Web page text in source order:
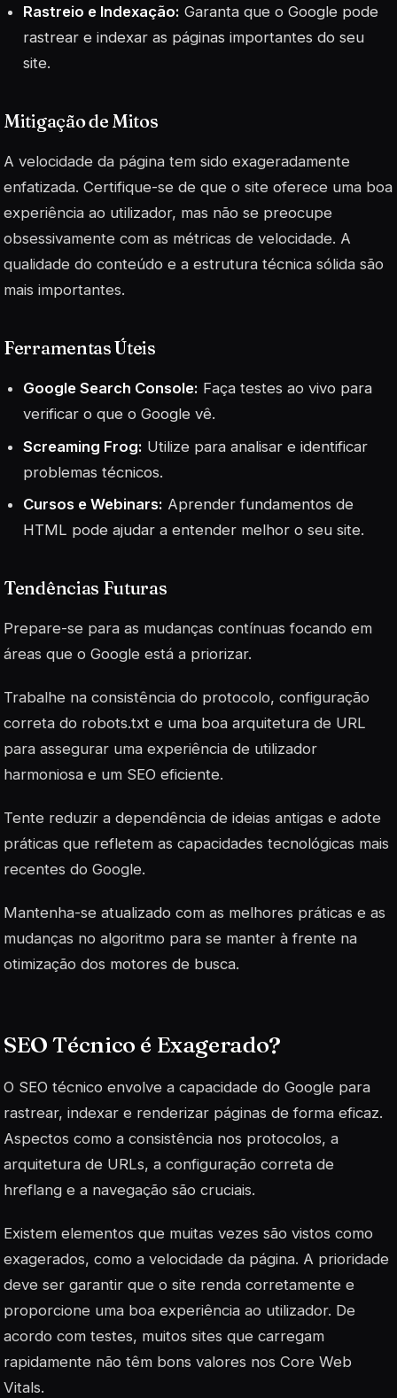
Rastreio e Indexação: Garanta que o Google pode
rastrear e indexar as páginas importantes do seu
site.
Mitigação de Mitos
A velocidade da página tem sido exageradamente
enfatizada. Certifique-se de que o site oferece uma boa
experiência ao utilizador, mas não se preocupe
obsessivamente com as métricas de velocidade. A
qualidade do conteúdo e a estrutura técnica sólida são
mais importantes.
Ferramentas Úteis
Google Search Console: Faça testes ao vivo para
verificar o que o Google vê.
Screaming Frog: Utilize para analisar e identificar
problemas técnicos.
Cursos e Webinars: Aprender fundamentos de
HTML pode ajudar a entender melhor o seu site.
Tendências Futuras
Prepare-se para as mudanças contínuas focando em
áreas que o Google está a priorizar.
Trabalhe na consistência do protocolo, configuração
correta do robots.txt e uma boa arquitetura de URL
para assegurar uma experiência de utilizador
harmoniosa e um SEO eficiente.
Tente reduzir a dependência de ideias antigas e adote
práticas que refletem as capacidades tecnológicas mais
recentes do Google.
Mantenha-se atualizado com as melhores práticas e as
mudanças no algoritmo para se manter à frente na
otimização dos motores de busca.
SEO Técnico é Exagerado?
O SEO técnico envolve a capacidade do Google para
rastrear, indexar e renderizar páginas de forma eficaz.
Aspectos como a consistência nos protocolos, a
arquitetura de URLs, a configuração correta de
hreflang e a navegação são cruciais.
Existem elementos que muitas vezes são vistos como
exagerados, como a velocidade da página. A prioridade
deve ser garantir que o site renda corretamente e
proporcione uma boa experiência ao utilizador. De
acordo com testes, muitos sites que carregam
rapidamente não têm bons valores nos Core Web
Vitals.